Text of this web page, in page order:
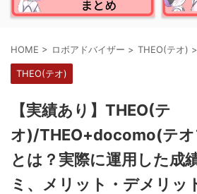
HOME > ロボアドバイザー > THEO(テオ) >
THEO(テオ)
【実績あり】THEO(テ
オ)/THEO+docomo(テ
とは？実際に運用した成
ミ、メリット・デメリッ